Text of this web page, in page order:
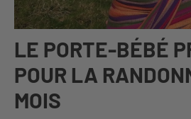
LE PORTE-BÉBÉ
POUR LA
MOIS